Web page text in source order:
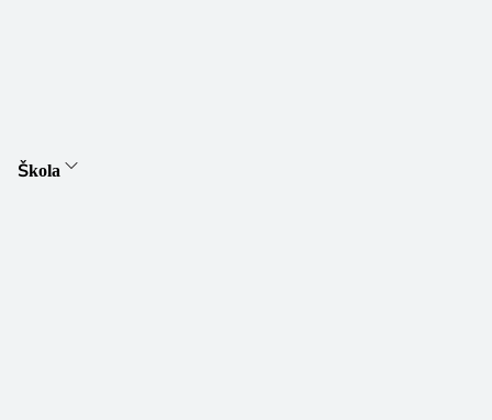
Škola